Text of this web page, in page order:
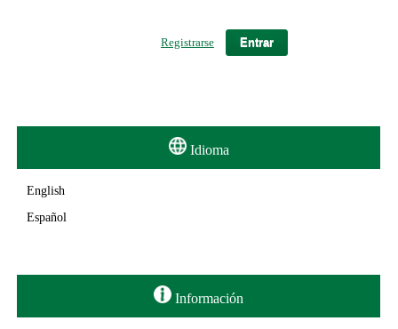
Entrar
Registrarse
Idioma
English
Español
Información